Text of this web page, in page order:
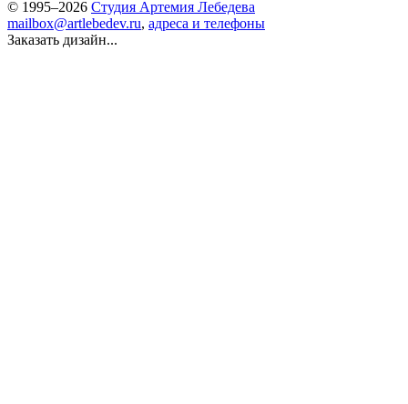
© 1995–2026 Студия Артемия Лебедева
mailbox@artlebedev.ru, адреса и телефоны
Заказать дизайн...